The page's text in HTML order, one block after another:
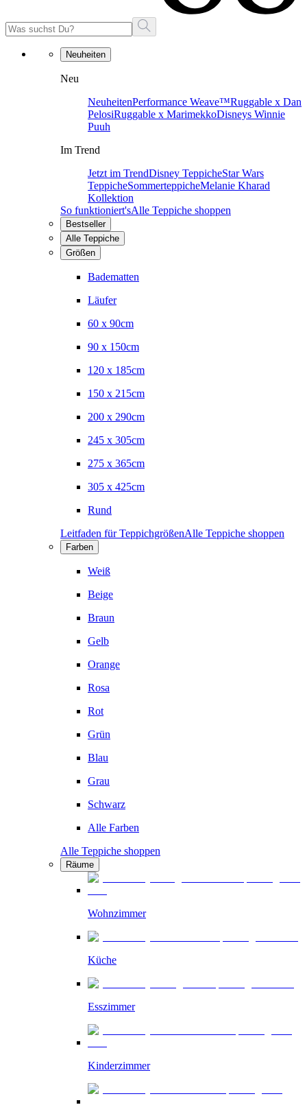
Neuheiten
Neu
NeuheitenPerformance Weave™Ruggable x Dan
PelosiRuggable x MarimekkoDisneys Winnie
Puuh
Im Trend
Jetzt im TrendDisney TeppicheStar Wars
TeppicheSommerteppicheMelanie Kharad
Kollektion
So funktioniert'sAlle Teppiche shoppen
Bestseller
Alle Teppiche
Größen
Badematten
Läufer
60 x 90cm
90 x 150cm
120 x 185cm
150 x 215cm
200 x 290cm
245 x 305cm
275 x 365cm
305 x 425cm
Rund
Leitfaden für TeppichgrößenAlle Teppiche shoppen
Farben
Weiß
Beige
Braun
Gelb
Orange
Rosa
Rot
Grün
Blau
Grau
Schwarz
Alle Farben
Alle Teppiche shoppen
Räume
Wohnzimmer
Küche
Esszimmer
Kinderzimmer